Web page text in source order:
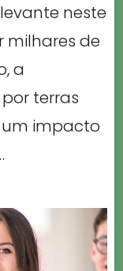
neste
milhares de
a
terras
impacto